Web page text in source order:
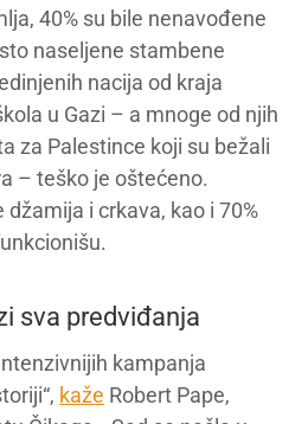
40% su bile nenavođene
naseljene stambene
nacija od kraja
u Gazi – a mnoge od njih
za Palestince koji su bežali
– teško je oštećeno.
i crkava, kao i 70%
sva predviđanja
kampanja
kaže Robert Pape,